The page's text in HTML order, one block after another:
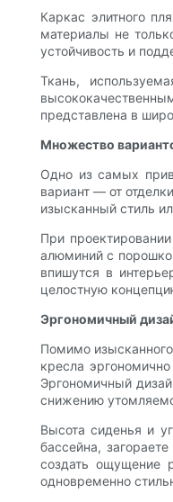
Каркас элитного
материалы не
устойчивость и
Ткань,
представлена ​​в
Множество
Одно из самых
вариант — от
изысканный стиль
При
алюминий с
впишутся в
целостную
Эргономичный
Помимо
кресла
Эргономичный
снижению
Высота сиденья и
бассейна,
создать ощущение
одновременно